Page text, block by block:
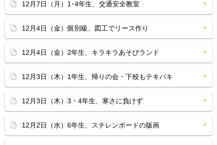
12月7日（月）1･4年生、交通安全教室
12月4日（金）個別級、図工でリース作り
12月4日（金）2年生、キラキラあそびランド
12月3日（木）1年生、帰りの会・下校もテキパキ
12月3日（木）3・4年生、寒さに負けず
12月2日（水）6年生、スチレンボードの版画